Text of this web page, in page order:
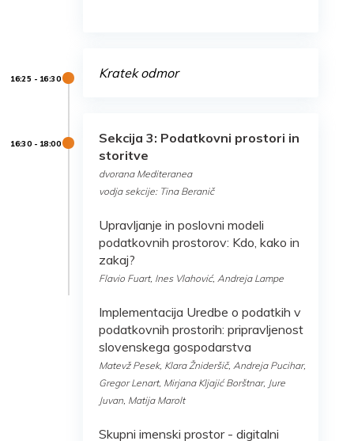
Kratek odmor
Sekcija 3: Podatkovni prostori in
storitve
dvorana Mediteranea
vodja sekcije: Tina Beranič
Upravljanje in poslovni modeli
podatkovnih prostorov: Kdo, kako in
zakaj?
Flavio Fuart, Ines Vlahović, Andreja Lampe
Implementacija Uredbe o podatkih v
podatkovnih prostorih: pripravljenost
slovenskega gospodarstva
Matevž Pesek, Klara Žnideršič, Andreja Pucihar,
Gregor Lenart, Mirjana Kljajić Borštnar, Jure
Juvan, Matija Marolt
Skupni imenski prostor - digitalni